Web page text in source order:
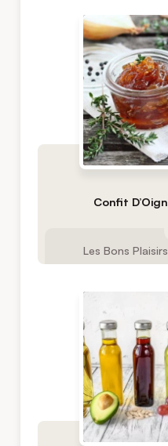
Confit
Les Bons